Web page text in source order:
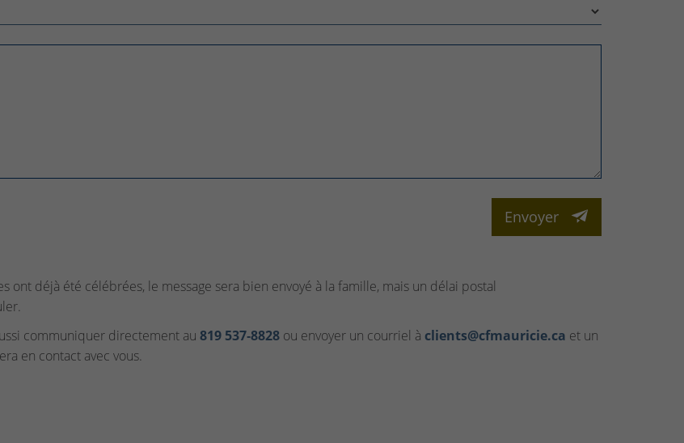
Envoyer
ont déjà été célébrées, le message sera bien envoyé à la famille, mais un délai postal
communiquer directement au 819 537‑8828ou envoyer un courriel à clients@cfmauricie.ca et un
en contact avec vous.